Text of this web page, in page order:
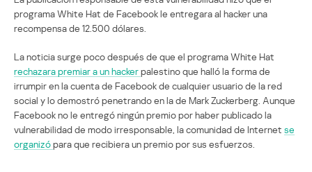
programa White Hat de Facebook le entregara al hacker una
recompensa de 12.500 dólares.
La noticia surge poco después de que el programa White Hat
rechazara premiar a un hackerpalestino que halló la forma de
irrumpir en la cuenta de Facebook de cualquier usuario de la red
social y lo demostró penetrando en la de Mark Zuckerberg. Aunque
Facebook no le entregó ningún premio por haber publicado la
vulnerabilidad de modo irresponsable, la comunidad de Internet se
organizópara que recibiera un premio por sus esfuerzos.